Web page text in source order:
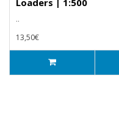
..
13,50€